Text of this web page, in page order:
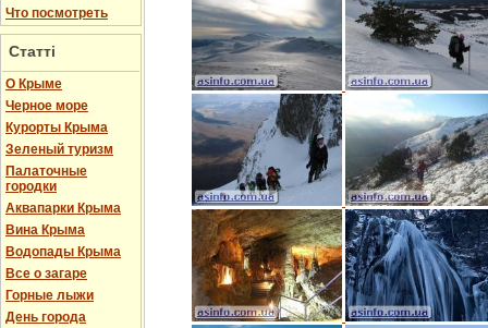
Что посмотреть
Статті
О Крыме
Черное море
Курорты Крыма
Зеленый туризм
Палаточные
городки
Аквапарки Крыма
Вина Крыма
Водопады Крыма
Все о загаре
Горные лыжи
День города